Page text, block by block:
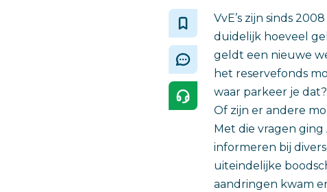
VvE’s zijn sinds
duidelijk hoeveel
geldt een nieuwe
het reservefonds
waar parkeer je
Of zijn er andere
Met die vragen
informeren bij
uiteindelijke
aandringen kwam